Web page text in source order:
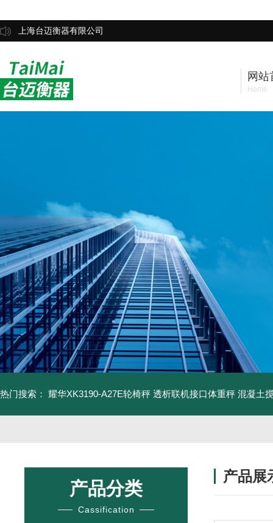
上海台迈衡器有限公司
网站
Home
热门搜索： 耀华XK3190-A27E轮椅秤 透析联机接口体重秤 混凝土
产品分类
Cassification
产品展